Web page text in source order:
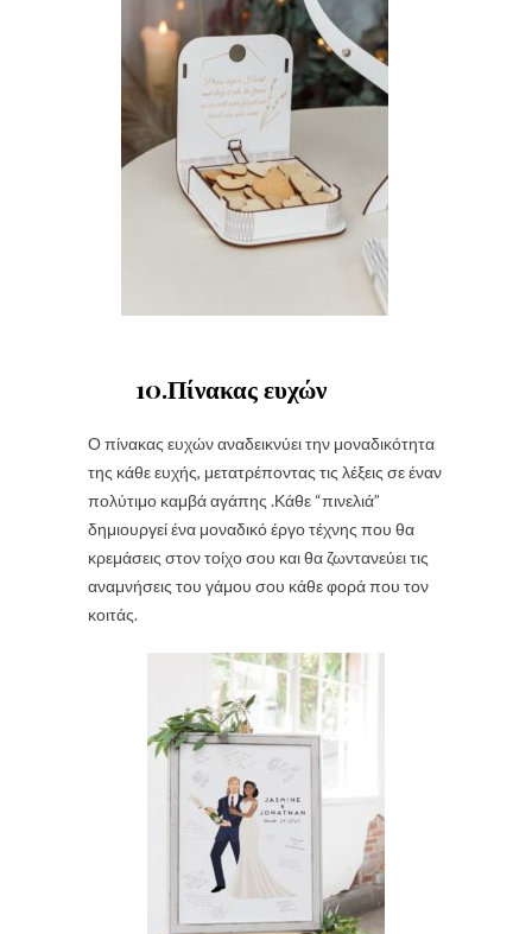
10.Πίνακας ευχών
Ο πίνακας ευχών αναδεικνύει την μοναδικότητα
της κάθε ευχής, μετατρέποντας τις λέξεις σε έναν
πολύτιμο καμβά αγάπης .Κάθε “πινελιά”
δημιουργεί ένα μοναδικό έργο τέχνης που θα
κρεμάσεις στον τοίχο σου και θα ζωντανεύει τις
αναμνήσεις του γάμου σου κάθε φορά που τον
κοιτάς.